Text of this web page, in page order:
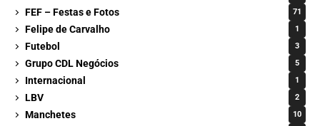
FEF – Festas e Fotos 71
Felipe de Carvalho 1
Futebol 3
Grupo CDL Negócios 5
Internacional 1
LBV 2
Manchetes 10